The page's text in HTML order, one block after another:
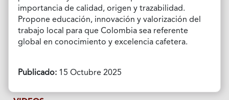
importancia de calidad, origen y trazabilidad.
Propone educación, innovación y valorización del
trabajo local para que Colombia sea referente
global en conocimiento y excelencia cafetera.
Publicado:15 Octubre 2025